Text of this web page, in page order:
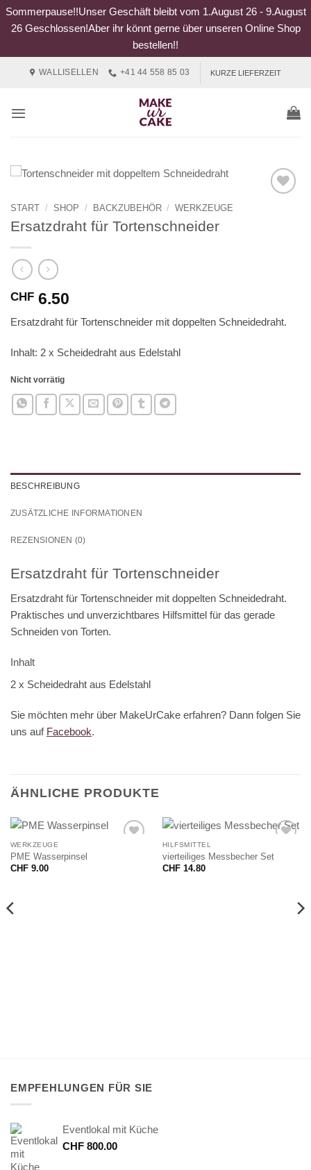
Sommerpause!!Unser Geschäft bleibt vom 1.August 26 - 9.August
26 Geschlossen!Aber ihr könnt gerne über unseren Online Shop
bestellen!!
WALLISELLEN +41 44 558 85 03 KURZE LIEFERZEIT
START / SHOP / BACKZUBEHÖR / WERKZEUGE
Ersatzdraht für Tortenschneider
CHF 6.50
Ersatzdraht für Tortenschneider mit doppelten Schneidedraht.
Inhalt: 2 x Scheidedraht aus Edelstahl
Nicht vorrätig
BESCHREIBUNG
ZUSÄTZLICHE INFORMATIONEN
REZENSIONEN (0)
Ersatzdraht für Tortenschneider
Ersatzdraht für Tortenschneider mit doppelten Schneidedraht.
Praktisches und unverzichtbares Hilfsmittel für das gerade
Schneiden von Torten.
Inhalt
2 x Scheidedraht aus Edelstahl
Sie möchten mehr über MakeUrCake erfahren? Dann folgen Sie
uns auf Facebook.
ÄHNLICHE PRODUKTE
WERKZEUGE
PME Wasserpinsel
CHF9.00
HILFSMITTEL
vierteiliges Messbecher Set
CHF14.80
EMPFEHLUNGEN FÜR SIE
Eventlokal mit Küche
CHF 800.00